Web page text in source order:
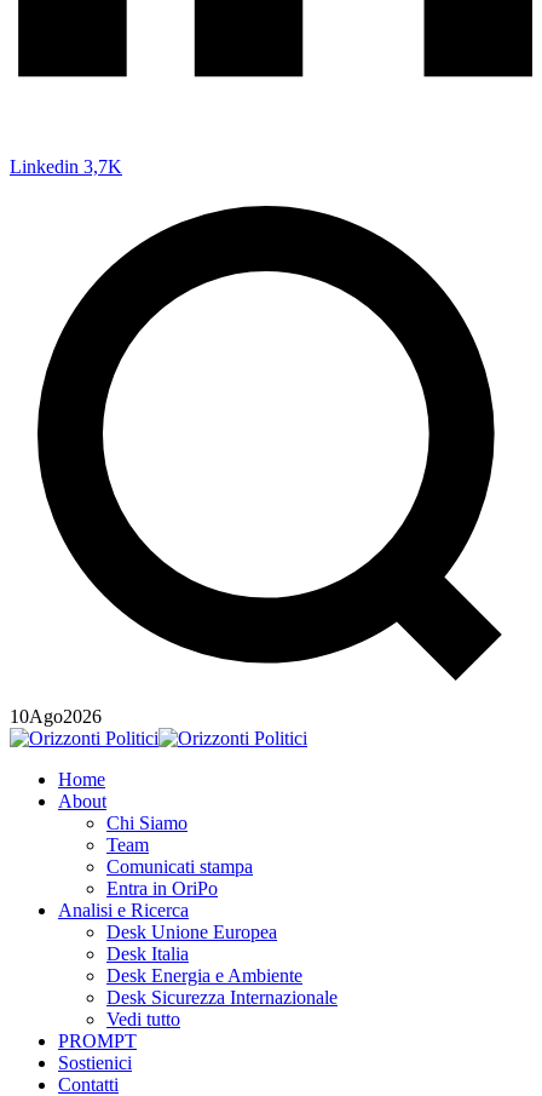
Linkedin 3,7K
10Ago2026
Home
About
Chi Siamo
Team
Comunicati stampa
Entra in OriPo
Analisi e Ricerca
Desk Unione Europea
Desk Italia
Desk Energia e Ambiente
Desk Sicurezza Internazionale
Vedi tutto
PROMPT
Sostienici
Contatti